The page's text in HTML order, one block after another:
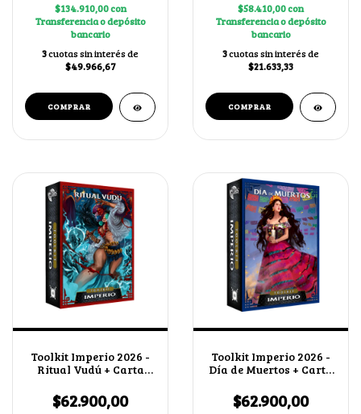
$134.910,00con
Transferencia o depósito
bancario
3cuotas sin interés de
$49.966,67
$58.410,00con
Transferencia o depósito
bancario
3cuotas sin interés de
$21.633,33
Toolkit Imperio 2026 -
Ritual Vudú + Carta
$62.900,00
Toolkit Imperio 2026 -
Día de Muertos + Carta
$62.900,00